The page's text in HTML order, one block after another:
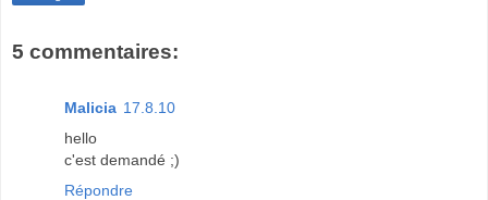
5 commentaires:
Malicia 17.8.10
hello
c'est demandé ;)
Répondre